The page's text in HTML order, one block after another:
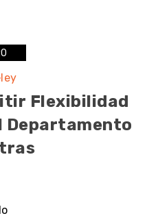
Flexibilidad
Departamento